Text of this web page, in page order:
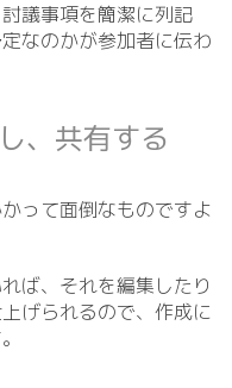
議事項を簡潔に列記
なのかが参加者に伝わ
、共有する
って面倒なものですよ
ば、それを編集したり
げられるので、作成に